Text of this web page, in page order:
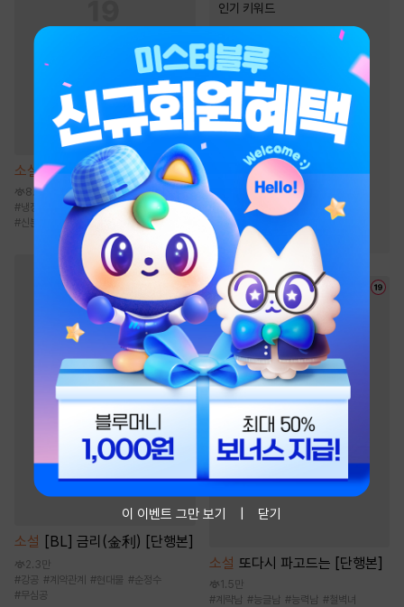
소설 은사 [단행본]
8.6천
#냉정남 소유욕/집착 # 권선징악
#신분차이 #동정녀
소설 [BL] 금리(金利) [단행본]
2.3만
#강공 # 계약관계 #현대물 #순정수
#무심공
인기 키워드
#절륜남
#짝사랑 #스테디셀러
#직진남 유혹 #동거
#삼각관계 #후방주의
능욕 #여성인기
연애/결혼 #원나잇
#
능글남
계약관계
#모럴리스
다정남
현대물
소설 또다시 파고드는 [단행본]
1.5만
#계략남 #능글남 #능력남 #철벽녀
이 이벤트 그만 보기 닫기